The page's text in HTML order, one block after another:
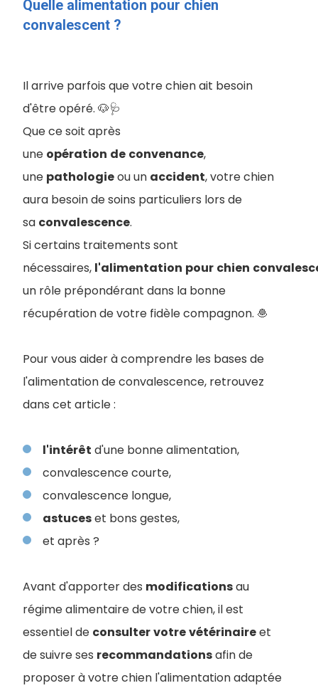
Quelle alimentation pour chien
convalescent ?
Il arrive parfois que votre chien ait besoin
d'être opéré. 🐶🩺
Que ce soit après
une opération de convenance,
une pathologieou un accident, votre chien
aura besoin de soins particuliers lors de
sa convalescence.
Si certains traitements sont
nécessaires, l'alimentation pour chien
un rôle prépondérant dans la bonne
récupération de votre fidèle compagnon. 🧆
Pour vous aider à comprendre les bases de
l'alimentation de convalescence, retrouvez
dans cet article :
l'intérêt d'une bonne alimentation,
convalescence courte,
convalescence longue,
astuceset bons gestes,
et après ?
Avant d'apporter des modificationsau
régime alimentaire de votre chien, il est
essentiel de consultervotrevétérinaireet
de suivre ses recommandationsafin de
proposer à votre chien l'alimentation adaptée